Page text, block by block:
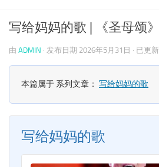
写给妈妈的歌 | 《圣母颂》
由 ADMIN · 发布日期 2026年5月31日 · 已更新
本篇属于 系列文章： 写给妈妈的歌
写给妈妈的歌